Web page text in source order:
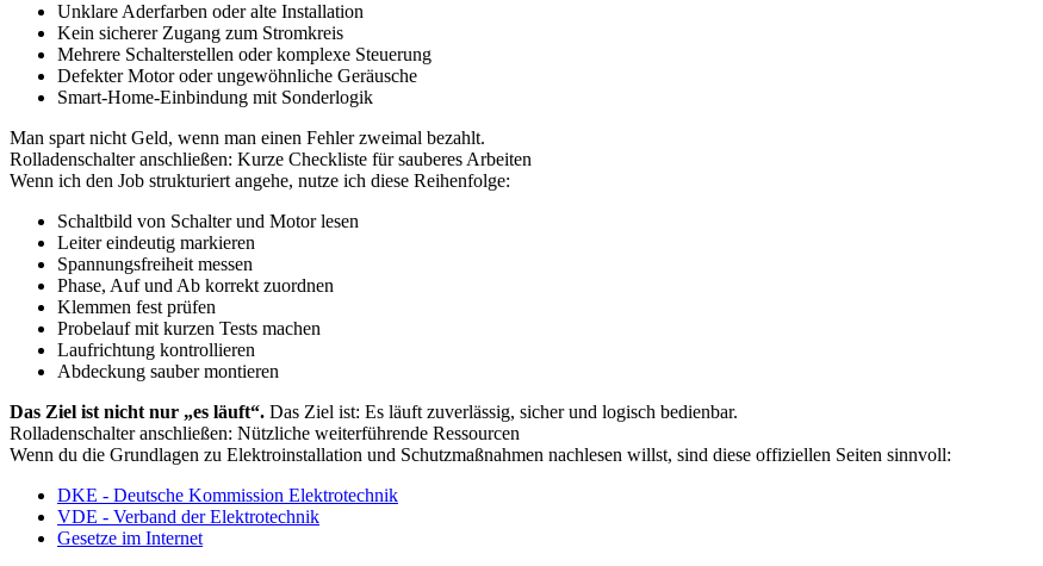
Unklare Aderfarben oder alte Installation
Kein sicherer Zugang zum Stromkreis
Mehrere Schalterstellen oder komplexe Steuerung
Defekter Motor oder ungewöhnliche Geräusche
Smart-Home-Einbindung mit Sonderlogik
Man spart nicht Geld, wenn man einen Fehler zweimal bezahlt.
Rolladenschalter anschließen: Kurze Checkliste für sauberes Arbeiten
Wenn ich den Job strukturiert angehe, nutze ich diese Reihenfolge:
Schaltbild von Schalter und Motor lesen
Leiter eindeutig markieren
Spannungsfreiheit messen
Phase, Auf und Ab korrekt zuordnen
Klemmen fest prüfen
Probelauf mit kurzen Tests machen
Laufrichtung kontrollieren
Abdeckung sauber montieren
Das Ziel ist nicht nur „es läuft“. Das Ziel ist: Es läuft zuverlässig, sicher und logisch bedienbar.
Rolladenschalter anschließen: Nützliche weiterführende Ressourcen
Wenn du die Grundlagen zu Elektroinstallation und Schutzmaßnahmen nachlesen willst, sind diese offiziellen Seiten sinnvoll:
DKE - Deutsche Kommission Elektrotechnik
VDE - Verband der Elektrotechnik
Gesetze im Internet